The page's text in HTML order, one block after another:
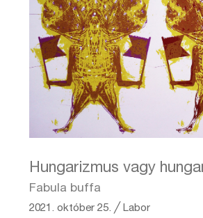
Hungarizmus vagy
Fabula buffa
2021. október 25. ╱Labor